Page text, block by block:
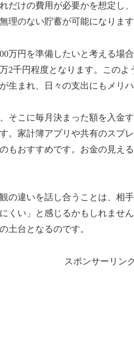
だけの費用が必要かを想定し
理のない貯蓄が可能になります
万円を準備したいと考える場
2千円程度となります。このよ
生まれ、日々の支出にもメリハ
そこに毎月決まった額を入金
。家計簿アプリや共有のスプ
もおすすめです。お金の見え
の違いを話し合うことは、相
くい」と感じるかもしれませ
土台となるのです。
スポンサーリンク